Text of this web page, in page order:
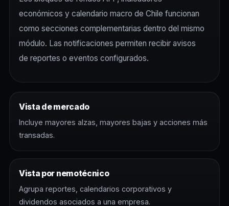
económicos y calendario macro de Chile funcionan
como secciones complementarias dentro del mismo
módulo. Las notificaciones permiten recibir avisos
de reportes o eventos configurados.
Vista de mercado
Incluye mayores alzas, mayores bajas y acciones más
transadas.
Vista por nemotécnico
Agrupa reportes, calendarios corporativos y
dividendos asociados a una empresa.